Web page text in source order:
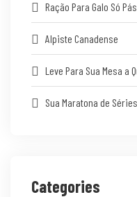
Ração Para Galo Só
Alpiste Canadense
Leve Para Sua Mesa a
Sua Maratona de
Categories